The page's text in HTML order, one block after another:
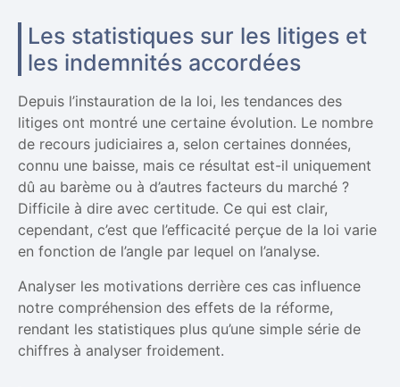
Les statistiques sur les litiges et
les indemnités accordées
Depuis l’instauration de la loi, les tendances des
litiges ont montré une certaine évolution. Le nombre
de recours judiciaires a, selon certaines données,
connu une baisse, mais ce résultat est-il uniquement
dû au barème ou à d’autres facteurs du marché ?
Difficile à dire avec certitude. Ce qui est clair,
cependant, c’est que l’efficacité perçue de la loi varie
en fonction de l’angle par lequel on l’analyse.
Analyser les motivations derrière ces cas influence
notre compréhension des effets de la réforme,
rendant les statistiques plus qu’une simple série de
chiffres à analyser froidement.